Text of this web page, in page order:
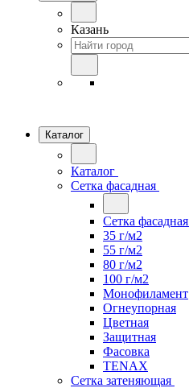
Казань
Каталог
Каталог
Сетка фасадная
Сетка фасадная
35 г/м2
55 г/м2
80 г/м2
100 г/м2
Монофиламент
Огнеупорная
Цветная
Защитная
Фасовка
TENAX
Сетка затеняющая